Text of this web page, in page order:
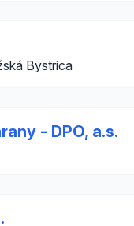
Bystrica
- DPO, a.s.